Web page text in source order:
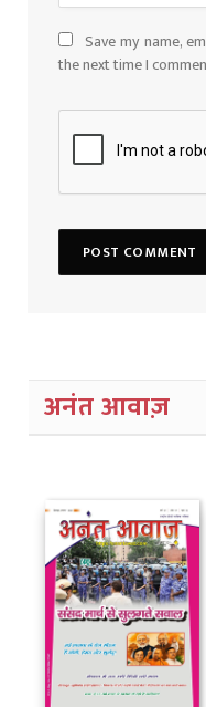
Save my name,
the next time I
अनंत आवाज़